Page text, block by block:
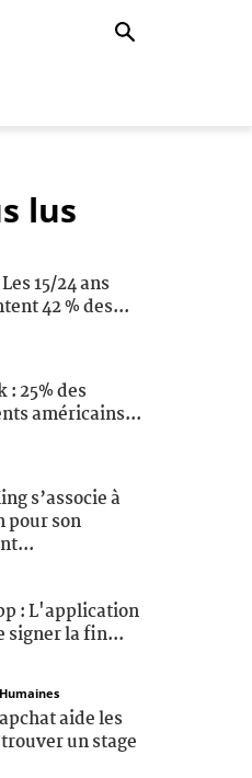
lus
15/24 ans
42 % des...
: 25% des
américains...
s’associe à
pour son
: L'application
la fin...
aide les
un stage